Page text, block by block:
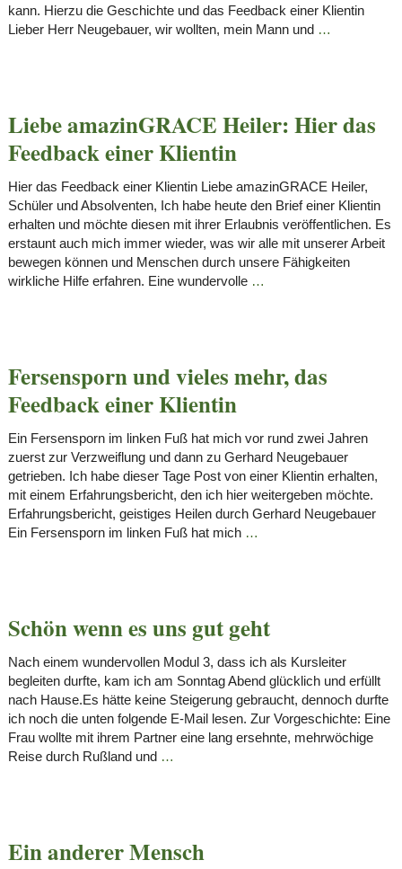
kann. Hierzu die Geschichte und das Feedback einer Klientin
Lieber Herr Neugebauer, wir wollten, mein Mann und …
Liebe amazinGRACE Heiler: Hier das
Feedback einer Klientin
Hier das Feedback einer Klientin Liebe amazinGRACE Heiler,
Schüler und Absolventen, Ich habe heute den Brief einer Klientin
erhalten und möchte diesen mit ihrer Erlaubnis veröffentlichen. Es
erstaunt auch mich immer wieder, was wir alle mit unserer Arbeit
bewegen können und Menschen durch unsere Fähigkeiten
wirkliche Hilfe erfahren. Eine wundervolle …
Fersensporn und vieles mehr, das
Feedback einer Klientin
Ein Fersensporn im linken Fuß hat mich vor rund zwei Jahren
zuerst zur Verzweiflung und dann zu Gerhard Neugebauer
getrieben. Ich habe dieser Tage Post von einer Klientin erhalten,
mit einem Erfahrungsbericht, den ich hier weitergeben möchte.
Erfahrungsbericht, geistiges Heilen durch Gerhard Neugebauer
Ein Fersensporn im linken Fuß hat mich …
Schön wenn es uns gut geht
Nach einem wundervollen Modul 3, dass ich als Kursleiter
begleiten durfte, kam ich am Sonntag Abend glücklich und erfüllt
nach Hause.Es hätte keine Steigerung gebraucht, dennoch durfte
ich noch die unten folgende E-Mail lesen. Zur Vorgeschichte: Eine
Frau wollte mit ihrem Partner eine lang ersehnte, mehrwöchige
Reise durch Rußland und …
Ein anderer Mensch